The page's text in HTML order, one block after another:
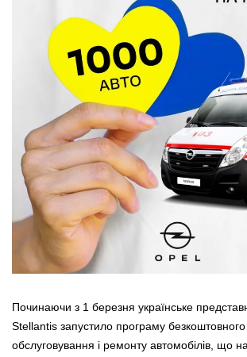
Починаючи з 1 березня українське
Stellantis запустило програму безкоштовного
обслуговування і ремонту автомобілів, що